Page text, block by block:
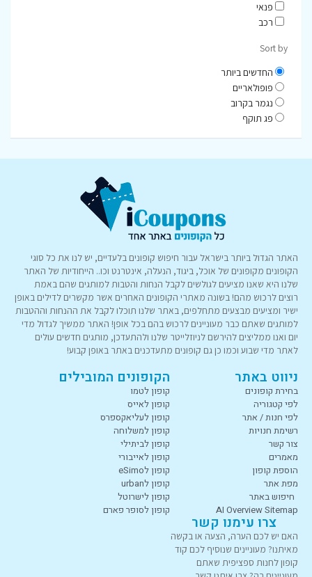
פנאי
רכב
Sort by
החדשים ביותר
פופולאריים
נגמר בקרוב
פג תוקף
האתר הגדול ביותר בישראל עבור חיפוש קופונים בלעדיים, יש לנו את כל סוגי
הקופונים מקופונים של אוכל, ביגוד, הנעלה, אינטרנט וכו.. הייחודיות של האתר
שלנו היא שאנו מציעים לגולשים לקבל הנחות והטבות למותגים שהם באמת
רוצים לרכוש מהם! בשונה מאתרי הקופונים האחרים אשר מקשרים לדילים באופן
ישיר ומציעים מבצעים מתחלפים, באתר שלנו תוכלו לקבל את ההנחות וההטבות
למותגים שאתם כבר מעוניינים לרכוש בהם בכל אופן! האתר ממשיך לגדול מדי
יום ואנו ממליצים להירשם לניוזלייטר שלנו ולהתעדכן, מותגים חדשים עולים
לאתר מדי שבוע וכמו כן גם קופונים מתעדכנים באתר באופן קבוע!
ניווט באתר
בחירת קופונים
לפי קטגוריה
לפי חנות / אתר
רשימת חנויות
צור קשר
מאמרים
הוספת קופון
מפת אתר
חיפוש באתר
AI Overview Sitemap
הקופונים המובילים
קופון לטמו
קופון לאייס
קופון לעליאקספרס
קופון למשלוחה
קופון לביתילי
קופון לאייבורי
קופון לeSimo
קופון לurban
קופון לישרוטל
קופון לסופר פארם
צרו עימנו קשר
האם יש לכם הערה, הצעה או בקשה
מאיתנו? מעוניינים שנוסיף לכם קוד
קופון לחנות ספציפית שאתם